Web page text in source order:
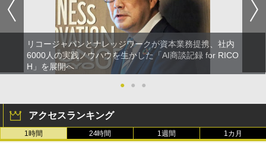
リコージャパンとナレッジワークが資本業務提携、社内
6000人の実践ノウハウを生かした「AI商談記録 for RICO
H」を展開へ
●
● ●
アクセスランキング
1時間 24時間 1週間 1カ月